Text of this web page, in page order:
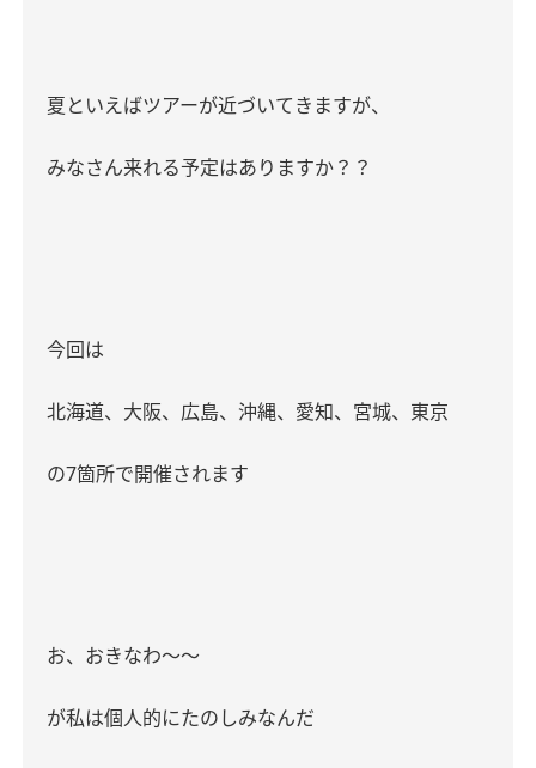
夏といえばツアーが近づいてきますが、
みなさん来れる予定はありますか？？
今回は
北海道、大阪、広島、沖縄、愛知、宮城、東京
の7箇所で開催されます
お、おきなわ〜〜
が私は個人的にたのしみなんだ